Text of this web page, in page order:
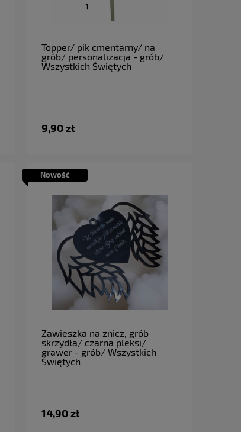
Topper/ pik cmentarny/ na
grób/ personalizacja - grób/
Wszystkich Świętych
9,90 zł
Zawieszka na znicz, grób
skrzydła/ czarna pleksi/
grawer - grób/ Wszystkich
Świętych
14,90 zł
Nowość